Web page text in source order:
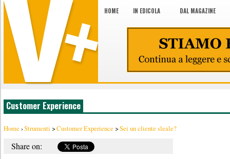
HOME IN EDICOLA DAL MAGAZINE
Customer Experience
Home ›Strumenti >Customer Experience >Sei un cliente sleale?
Share on: